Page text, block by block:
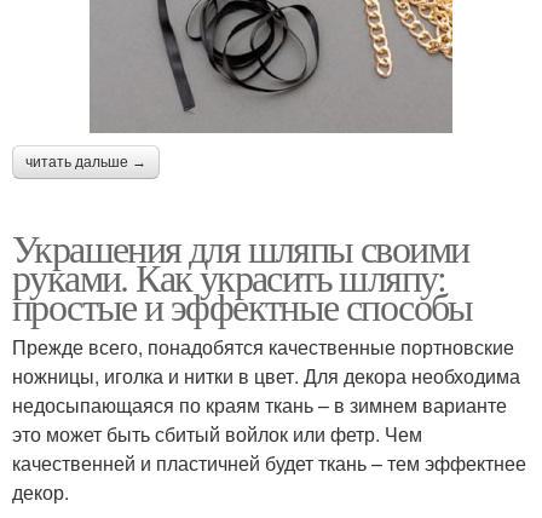
читать дальше →
Украшения для шляпы своими
руками. Как украсить шляпу:
простые и эффектные способы
Прежде всего, понадобятся качественные портновские
ножницы, иголка и нитки в цвет. Для декора необходима
недосыпающаяся по краям ткань – в зимнем варианте
это может быть сбитый войлок или фетр. Чем
качественней и пластичней будет ткань – тем эффектнее
декор.